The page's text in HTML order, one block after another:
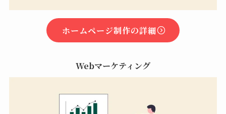
ホームページ制作の詳細
Webマーケティング